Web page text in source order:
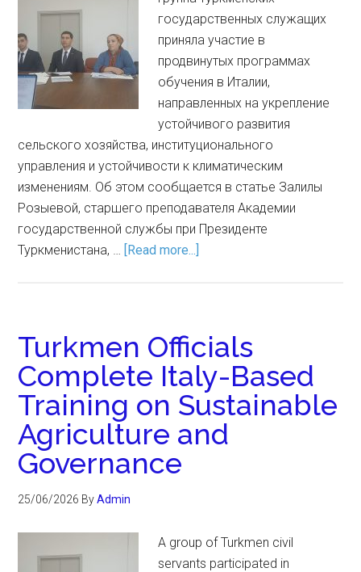
государственных служащих
приняла участие в
продвинутых программах
обучения в Италии,
направленных на укрепление
устойчивого развития
сельского хозяйства, институционального
управления и устойчивости к климатическим
изменениям. Об этом сообщается в статье Залилы
Розыевой, старшего преподавателя Академии
государственной службы при Президенте
Туркменистана, … [Read more...]
Turkmen Officials
Complete Italy-Based
Training on Sustainable
Agriculture and
Governance
25/06/2026 ByAdmin
A group of Turkmen civil
servants participated in